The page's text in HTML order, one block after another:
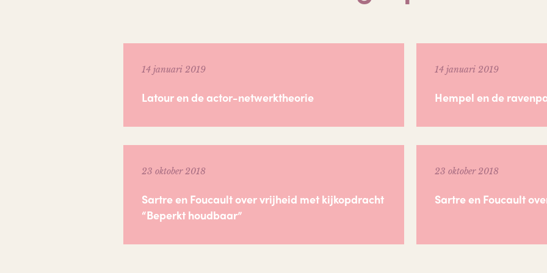
14 januari 2019
Latour en de actor-netwerktheorie
14 januari 2019
Hempel en de
23 oktober 2018
Sartre en Foucault over vrijheid met kijkopdracht
“Beperkt houdbaar”
23 oktober 2018
Sartre en Foucault